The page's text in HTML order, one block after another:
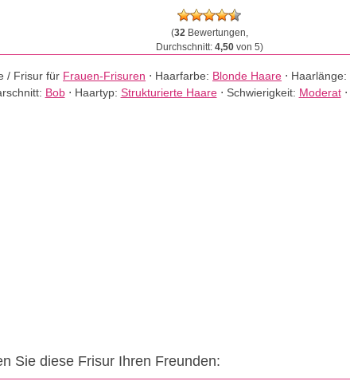
(32Bewertungen,
Durchschnitt: 4,50von 5)
/ Frisur für Frauen-Frisuren ⋅ Haarfarbe: Blonde Haare ⋅ Haarlänge:
Bob⋅ Haartyp: Strukturierte Haare⋅ Schwierigkeit: Moderat⋅
Sie diese Frisur Ihren Freunden: